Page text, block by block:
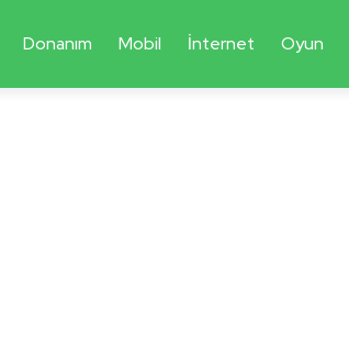
Donanım Mobil İnternet Oyun